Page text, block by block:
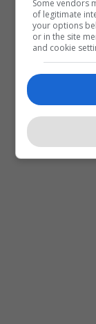
Some vendors
of legitimate
your options
or in the site
and cookie